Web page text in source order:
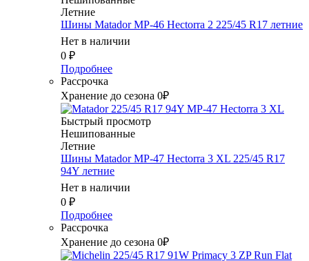
Летние
Шины Matador MP-46 Hectorra 2 225/45 R17 летние
Нет в наличии
0 ₽
Подробнее
Рассрочка
Хранение до сезона 0₽
Быстрый просмотр
Нешипованные
Летние
Шины Matador MP-47 Hectorra 3 XL 225/45 R17
94Y летние
Нет в наличии
0 ₽
Подробнее
Рассрочка
Хранение до сезона 0₽